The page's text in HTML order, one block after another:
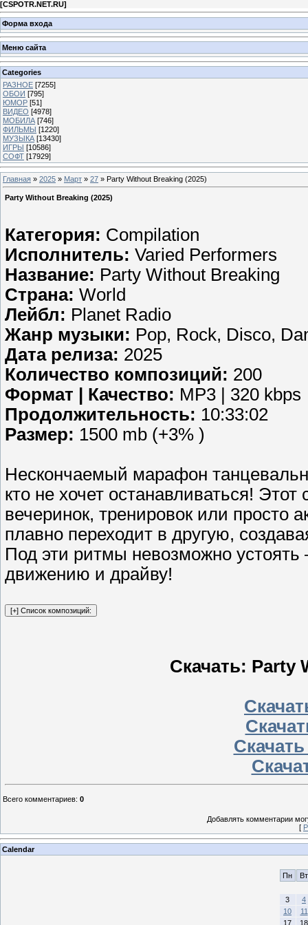
[CSPOTR.NET.RU]
Форма входа
Меню сайта
Categories
РАЗНОЕ [7255]
ОБОИ [795]
ЮМОР [51]
ВИДЕО [4978]
МОБИЛА [746]
ФИЛЬМЫ [1220]
МУЗЫКА [13430]
ИГРЫ [10586]
СОФТ [17929]
Главная » 2025 » Март » 27 » Party Without Breaking (2025)
Party Without Breaking (2025)
Категория: Compilation
Исполнитель: Varied Performers
Название: Party Without Breaking
Страна: World
Лейбл: Planet Radio
Жанр музыки: Pop, Rock, Disco,
Дата релиза: 2025
Количество композиций: 200
Формат | Качество: MP3 | 320 kbps
Продолжительность: 10:33:02
Размер: 1500 mb (+3% )
Нескончаемый марафон
кто не хочет останавливаться!
вечеринок, тренировок или просто
плавно переходит в другую,
Под эти ритмы невозможно
движению и драйву!
Скачать: Party
Всего комментариев: 0
Добавлять комментарии
[
Calendar
Пн Вт
3
4
10
11
17
18